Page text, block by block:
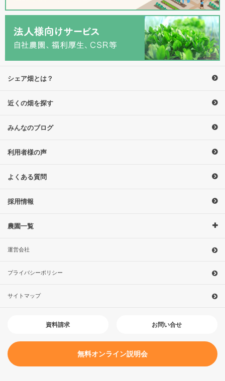
（平塚市）※2
※1：市民農園開設状況調査の結果について（令和５年３月末時点）
※2：市民農園
シェア畑とは？
近くの畑を探す
みんなのブログ
利用者様の声
よくある質問
採用情報
農園一覧
運営会社
プライバシーポリシー
サイトマップ
資料請求 お問い合せ
無料オンライン説明会